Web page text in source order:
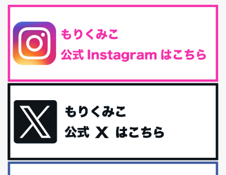
最近、グラノーラ迷子になっていた私です。が、と〜〜〜っても美
味しくて栄養たっぷりのグラノーラを発...
腸活は「食事」だけだと思っていませんか？私の腸活完全版！
腸内環境を整えることは、健康維持の中でいっちばん大事！だと私
最近お風呂上がりの炭酸水をシリカシリカにしているんだけど確か
に髪と爪が丈夫になった気がする。炭酸...
体に優しい、私のふるさと納税５選。
今回は、最近毎回定期的に購入している「楽天ふるさと納税」の返
礼品トップ５を紹介します。今までいろ...
更年期を穏やかに乗りきるために今できる５つのこと。